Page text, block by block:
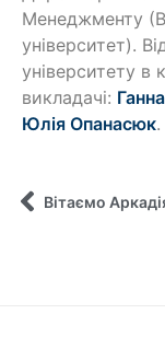
Менеджменту
університет).
університету в
викладачі:
Юлія Опанасюк.